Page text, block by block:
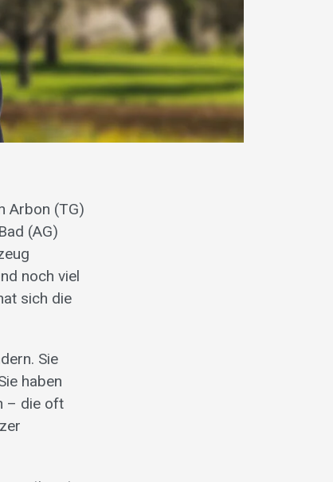
Arbon (TG)
(AG)
noch viel
sich die
Sie
haben
– die oft